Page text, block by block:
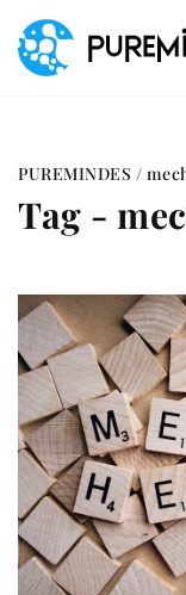
PUREMINDES /
Tag -